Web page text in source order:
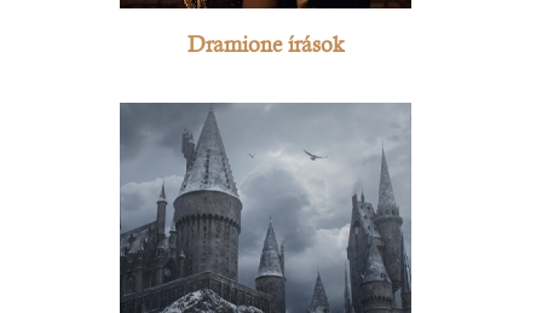
Dramione írások